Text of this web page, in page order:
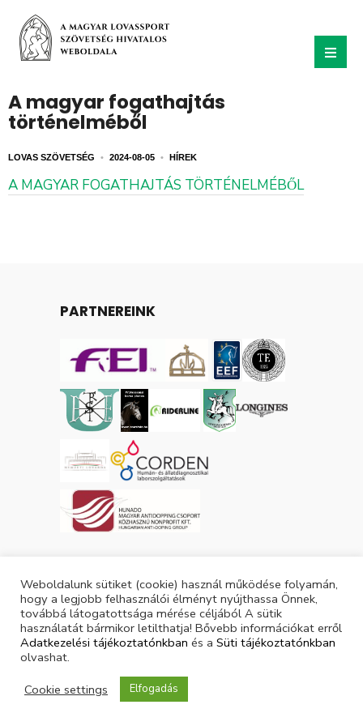
A magyar fogathajtás
történelméből
LOVAS SZÖVETSÉG • 2024-08-05 • HÍREK
A MAGYAR FOGATHAJTÁS TÖRTÉNELMÉBŐL
PARTNEREINK
Tárgyévi ló licencek száma: 3879
Weboldalunk sütiket (cookie) használ működése folyamán,
hogy a legjobb felhasználói élményt nyújthassa Önnek,
továbbá látogatottsága mérése céljából A sütik
használatát bármikor letilthatja! Bővebb információkat erről
Adatkezelési tájékoztatónkban és a Süti tájékoztatónkban
olvashat.
Cookie settings
Elfogadás